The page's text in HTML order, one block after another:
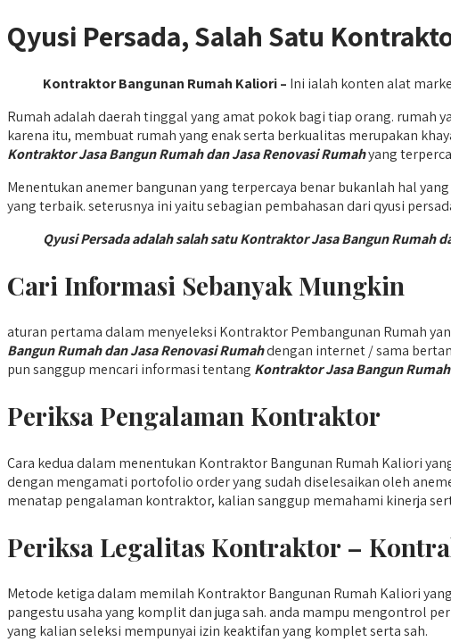
Qyusi Persada, Salah Satu
Kontraktor Bangunan Rumah Kaliori – Ini ialah konten alat
Rumah adalah daerah tinggal yang amat pokok bagi tiap orang. rumah
karena itu, membuat rumah yang enak serta berkualitas merupakan
Kontraktor Jasa Bangun Rumah dan Jasa Renovasi Rumahyang
Menentukan anemer bangunan yang terpercaya benar bukanlah hal
yang terbaik. seterusnya ini yaitu sebagian pembahasan dari qyusi
Qyusi Persada adalah salah satu Kontraktor Jasa Bangun Rumah
Cari Informasi Sebanyak Mungkin
aturan pertama dalam menyeleksi Kontraktor Pembangunan Rumah
Bangun Rumah dan Jasa Renovasi Rumahdengan internet / sama
pun sanggup mencari informasi tentang Kontraktor Jasa Bangun
Periksa Pengalaman Kontraktor
Cara kedua dalam menentukan Kontraktor Bangunan Rumah Kaliori
dengan mengamati portofolio order yang sudah diselesaikan oleh
menatap pengalaman kontraktor, kalian sanggup memahami kinerja
Periksa Legalitas Kontraktor –
Metode ketiga dalam memilah Kontraktor Bangunan Rumah Kaliori
pangestu usaha yang komplit dan juga sah. anda mampu mengontrol
yang kalian seleksi mempunyai izin keaktifan yang komplet serta sah.